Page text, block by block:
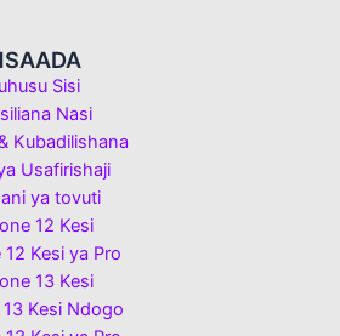
Sisi
Nasi
Kubadilishana
Usafirishaji
ya tovuti
12 Kesi
12 Kesi ya Pro
13 Kesi
Kesi Ndogo